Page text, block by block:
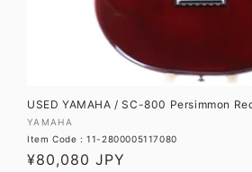
USED YAMAHA / SC-800 Persimmon
販
売
元:
YAMAHA
Item Code : 11-2800005117080
通
¥80,080 JPY